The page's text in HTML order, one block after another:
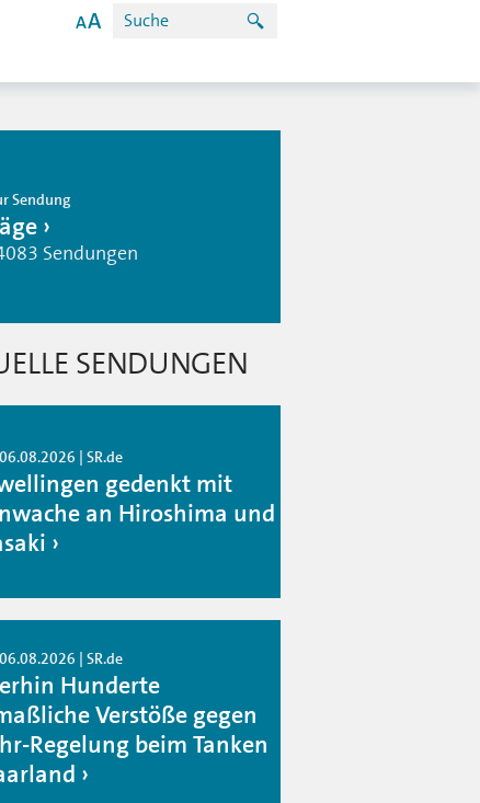
Sendung
Sendungen
SENDUNGEN
| SR.de
gedenkt mit
an Hiroshima und
| SR.de
Hunderte
Verstöße gegen
Regelung beim Tanken